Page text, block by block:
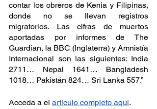
contar los obreros de Kenia y Filipinas,
donde no se llevan registros
migratorios. Las cifras de muertos
aportadas por informes de The
Guardian, la BBC (Inglaterra) y Amnistía
Internacional son las siguientes: India
2711… Nepal 1641… Bangladesh
1018… Pakistán 824… Sri Lanka 557.”
Acceda a el artículo completo aquí.